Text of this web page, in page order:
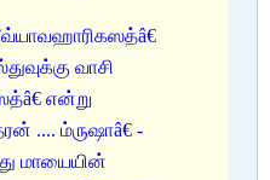
வாசி
என்று
.... ம்ருஷாâ€ -
மாயையின்